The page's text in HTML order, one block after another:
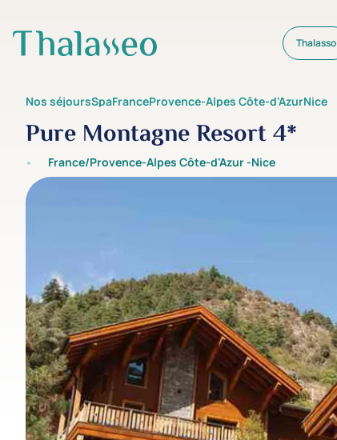
Aller au contenu principal Thalasso
Nos séjours Spa France Provence-Alpes Côte-d'Azur Nice
Pure Montagne Resort 4*
France/Provence-Alpes Côte-d'Azur -Nice